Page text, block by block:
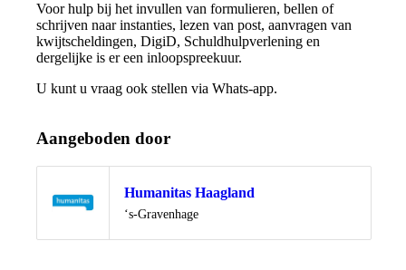
Voor hulp bij het invullen van formulieren, bellen of
schrijven naar instanties, lezen van post, aanvragen van
kwijtscheldingen, DigiD, Schuldhulpverlening en
dergelijke is er een inloopspreekuur.
U kunt u vraag ook stellen via Whats-app.
Aangeboden door
Humanitas Haagland
Locatie
‘s-Gravenhage